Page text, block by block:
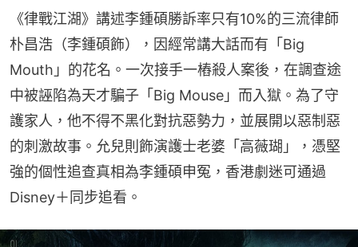
《律戰江湖》講述李鍾碩勝訴率只有10%的三流律師
朴昌浩（李鍾碩飾），因經常講大話而有「Big
Mouth」的花名。一次接手一樁殺人案後，在調查途
中被誣陷為天才騙子「Big Mouse」而入獄。為了守
護家人，他不得不黑化對抗惡勢力，並展開以惡制惡
的刺激故事。允兒則飾演護士老婆「高薇瑚」，憑堅
強的個性追查真相為李鍾碩申冤，香港劇迷可通過
Disney＋同步追看。